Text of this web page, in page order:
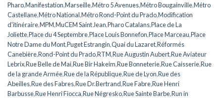
Pharo,Manifestation,Marseille,Métro 5 Avenues,Métro Bougainville,Métro
Castellane,Métro National,Métro Rond-Point du Prado,Modification
d'itinéraire,MPM,MuCEM Saint Jean,Pharo Catalans,Place de La
Joliette,Place du 4 Septembre,Place Louis Bonnefon,Place Marceau,Place
Notre Dame du Mont,Puget Estrangin,Quai du Lazaret,Réformés
Canebière,Rond-Point du Prado,RTM,Rue Augustin Aubert,Rue Aviateur
Lebrix,Rue Belle de Mai,Rue Bir Hakeim,Rue Bonneterie,Rue Caisserie,Rue
de la grande Armée,Rue de la République,Rue de Lyon,Rue des
Abeilles,Rue des Fabres,Rue Dr.Bertrand,Rue Fabre,Rue Henri
Barbusse,Rue Henri Fiocca,Rue Négresko,Rue Sainte Barbe,Run in